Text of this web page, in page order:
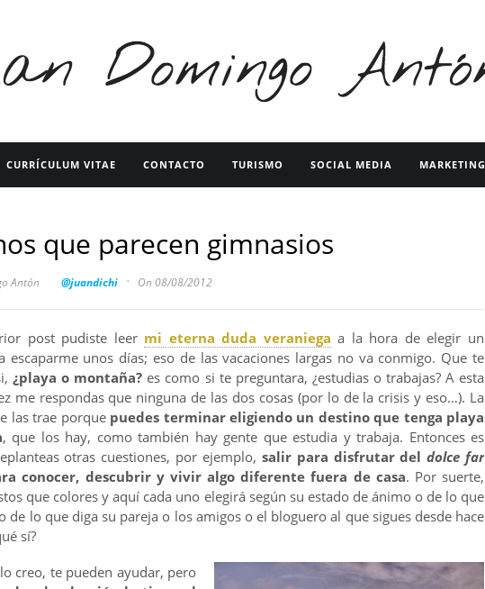
CURRÍCULUM VITAE CONTACTO TURISMO SOCIAL MEDIA MARKETING
que parecen gimnasios
Antón @juandichi · On 08/08/2012
post pudiste leer mi eterna duda veraniega a la hora de elegir un
escaparme unos días; eso de las vacaciones largas no va conmigo. Que te
¿playa o montaña? es como si te preguntara, ¿estudias o trabajas? A esta
me respondas que ninguna de las dos cosas (por lo de la crisis y eso…). La
las trae porque puedes terminar eligiendo un destino que tenga playa
, que los hay, como también hay gente que estudia y trabaja. Entonces es
otras cuestiones, por ejemplo, salir para disfrutar deldolce far
conocer, descubrir y vivir algo diferente fuera de casa. Por suerte,
que colores y aquí cada uno elegirá según su estado de ánimo o de lo que
de lo que diga su pareja o los amigos o el bloguero al que sigues desde hace
sí?
creo, te pueden ayudar, pero